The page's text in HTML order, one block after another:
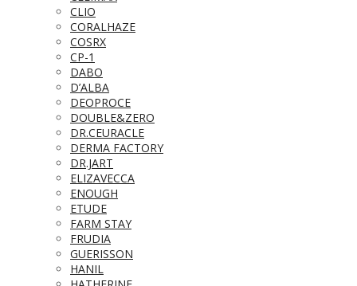
CLIO
CORALHAZE
COSRX
CP-1
DABO
D’ALBA
DEOPROCE
DOUBLE&ZERO
DR.CEURACLE
DERMA FACTORY
DR.JART
ELIZAVECCA
ENOUGH
ETUDE
FARM STAY
FRUDIA
GUERISSON
HANIL